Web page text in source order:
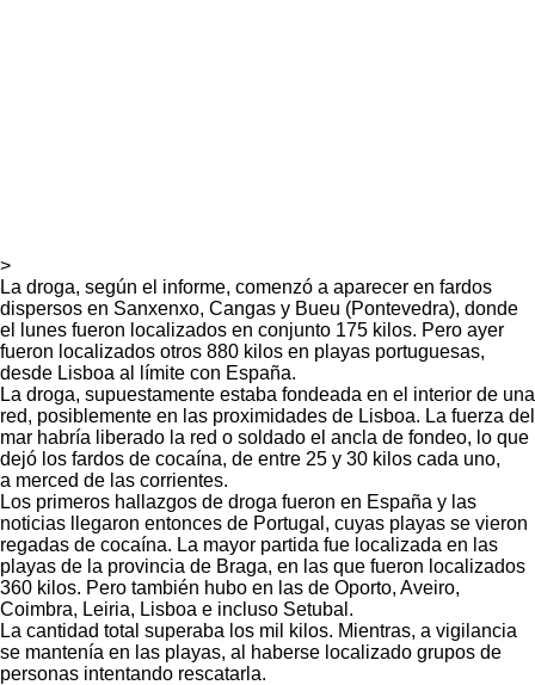
>
La droga, según el informe, comenzó a aparecer en fardos
dispersos en Sanxenxo, Cangas y Bueu (Pontevedra), donde
el lunes fueron localizados en conjunto 175 kilos. Pero ayer
fueron localizados otros 880 kilos en playas portuguesas,
desde Lisboa al límite con España.
La droga, supuestamente estaba fondeada en el interior de una
red, posiblemente en las proximidades de Lisboa. La fuerza del
mar habría liberado la red o soldado el ancla de fondeo, lo que
dejó los fardos de cocaína, de entre 25 y 30 kilos cada uno,
a merced de las corrientes.
Los primeros hallazgos de droga fueron en España y las
noticias llegaron entonces de Portugal, cuyas playas se vieron
regadas de cocaína. La mayor partida fue localizada en las
playas de la provincia de Braga, en las que fueron localizados
360 kilos. Pero también hubo en las de Oporto, Aveiro,
Coimbra, Leiria, Lisboa e incluso Setubal.
La cantidad total superaba los mil kilos. Mientras, a vigilancia
se mantenía en las playas, al haberse localizado grupos de
personas intentando rescatarla.